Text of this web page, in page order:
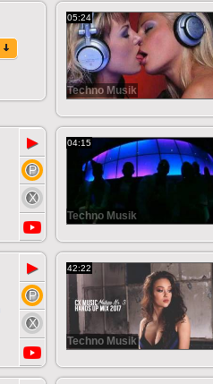
05:24
Techno Musik
▶ 04:15
Techno Musik
▶ 42:22
Techno Musik